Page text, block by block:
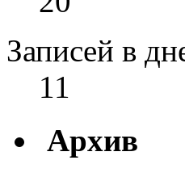
Записей в
11
Архив